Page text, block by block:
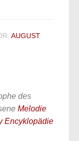
AUGUST
des
Melodie
Encyklopädie